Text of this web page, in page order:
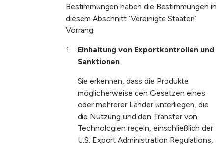
Bestimmungen haben die Bestimmungen in
diesem Abschnitt ´Vereinigte Staaten´
Vorrang.
Einhaltung von Exportkontrollen und
Sanktionen
Sie erkennen, dass die Produkte
möglicherweise den Gesetzen eines
oder mehrerer Länder unterliegen, die
die Nutzung und den Transfer von
Technologien regeln, einschließlich der
U.S. Export Administration Regulations,